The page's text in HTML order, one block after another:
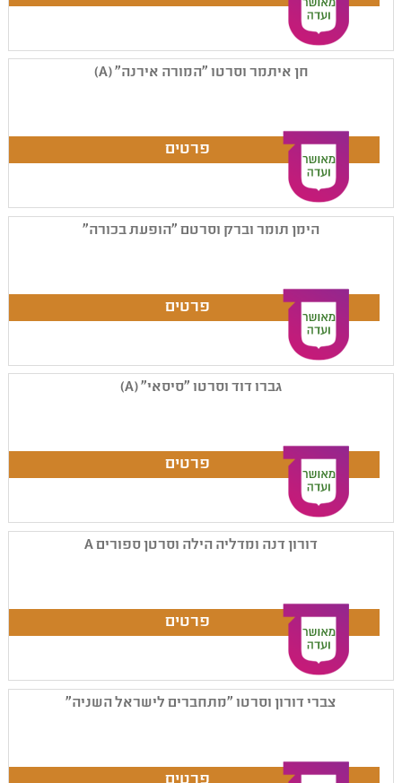
חן איתמר וסרטו "המורה אירנה" (A)
הימן תומר וברק וסרטם "הופעת בכורה"
גברו דוד וסרטו "סיסאי" (A)
דורון דנה ומדליה הילה וסרטן ספורים A
צברי דורון וסרטו "מתחברים לישראל השניה"